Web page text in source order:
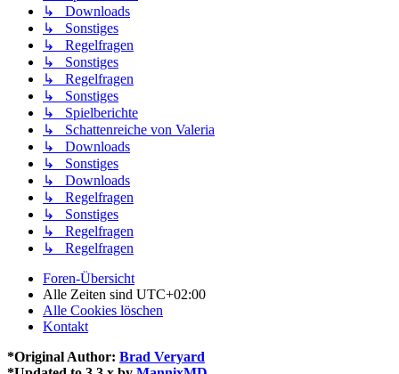
↳ Downloads
↳ Sonstiges
↳ Regelfragen
↳ Sonstiges
↳ Regelfragen
↳ Sonstiges
↳ Spielberichte
↳ Schattenreiche von Valeria
↳ Downloads
↳ Sonstiges
↳ Downloads
↳ Regelfragen
↳ Sonstiges
↳ Regelfragen
↳ Regelfragen
Foren-Übersicht
Alle Zeiten sind UTC+02:00
Alle Cookies löschen
Kontakt
*Original Author: Brad Veryard